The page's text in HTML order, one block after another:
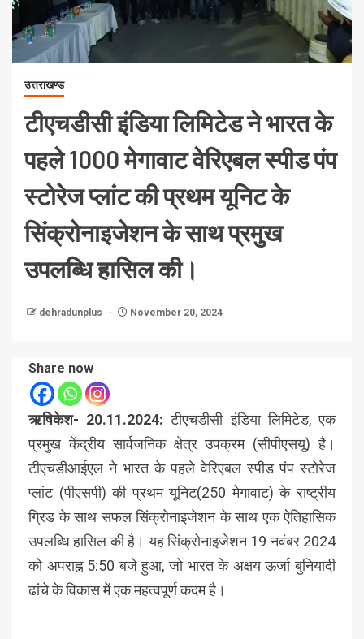
उत्तराखण्ड
टीएचडीसी इंडिया लिमिटेड ने भारत के
पहले 1000 मेगावाट वेरिएबल स्पीड पंप
स्टोरेज प्लांट की प्रथम यूनिट के
सिंक्रोनाइजेशन के साथ प्रमुख
उपलब्धि हासिल की।
dehradunplus November 20, 2024
Share now
ऋषिकेश- 20.11.2024: टीएचडीसी इंडिया लिमिटेड, एक
प्रमुख केंद्रीय सार्वजनिक क्षेत्र उपक्रम (सीपीएसयू) है।
टीएचडीआईएल ने भारत के पहले वेरिएबल स्पीड पंप स्टोरेज
प्लांट (पीएसपी) की प्रथम यूनिट(250 मेगावाट) के राष्ट्रीय
ग्रिड के साथ सफल सिंक्रोनाइजेशन के साथ एक ऐतिहासिक
उपलब्धि हासिल की है। यह सिंक्रोनाइजेशन 19 नवंबर 2024
को अपराह्न 5:50 बजे हुआ, जो भारत के अक्षय ऊर्जा बुनियादी
ढांचे के विकास में एक महत्वपूर्ण कदम है।